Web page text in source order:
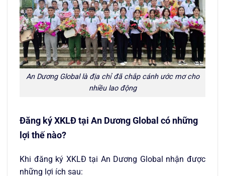
An Dương Global là địa chỉ đã chắp cánh ước mơ cho
nhiều lao động
Đăng ký XKLĐ tại An Dương Global có những
lợi thế nào?
Khi đăng ký XKLĐ tại An Dương Global nhận được
những lợi ích sau: